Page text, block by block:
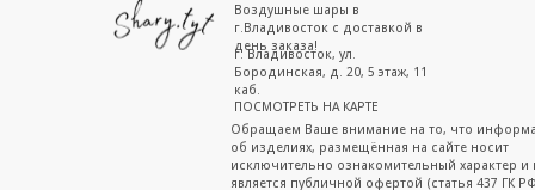
г. Владивосток, ул.
Бородинская, д. 20, 5 этаж, 11
каб.
ПОСМОТРЕТЬ НА КАРТЕ
Воздушные шары в
г.Владивосток с доставкой в
день заказа!
Обращаем Ваше внимание на то, что
об изделиях, размещённая на сайте носит
исключительно ознакомительный характер и
является публичной офертой (статья 437 ГК